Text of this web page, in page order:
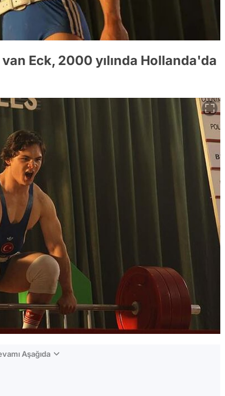
Eck, 2000 yılında Hollanda'da
Aşağıda